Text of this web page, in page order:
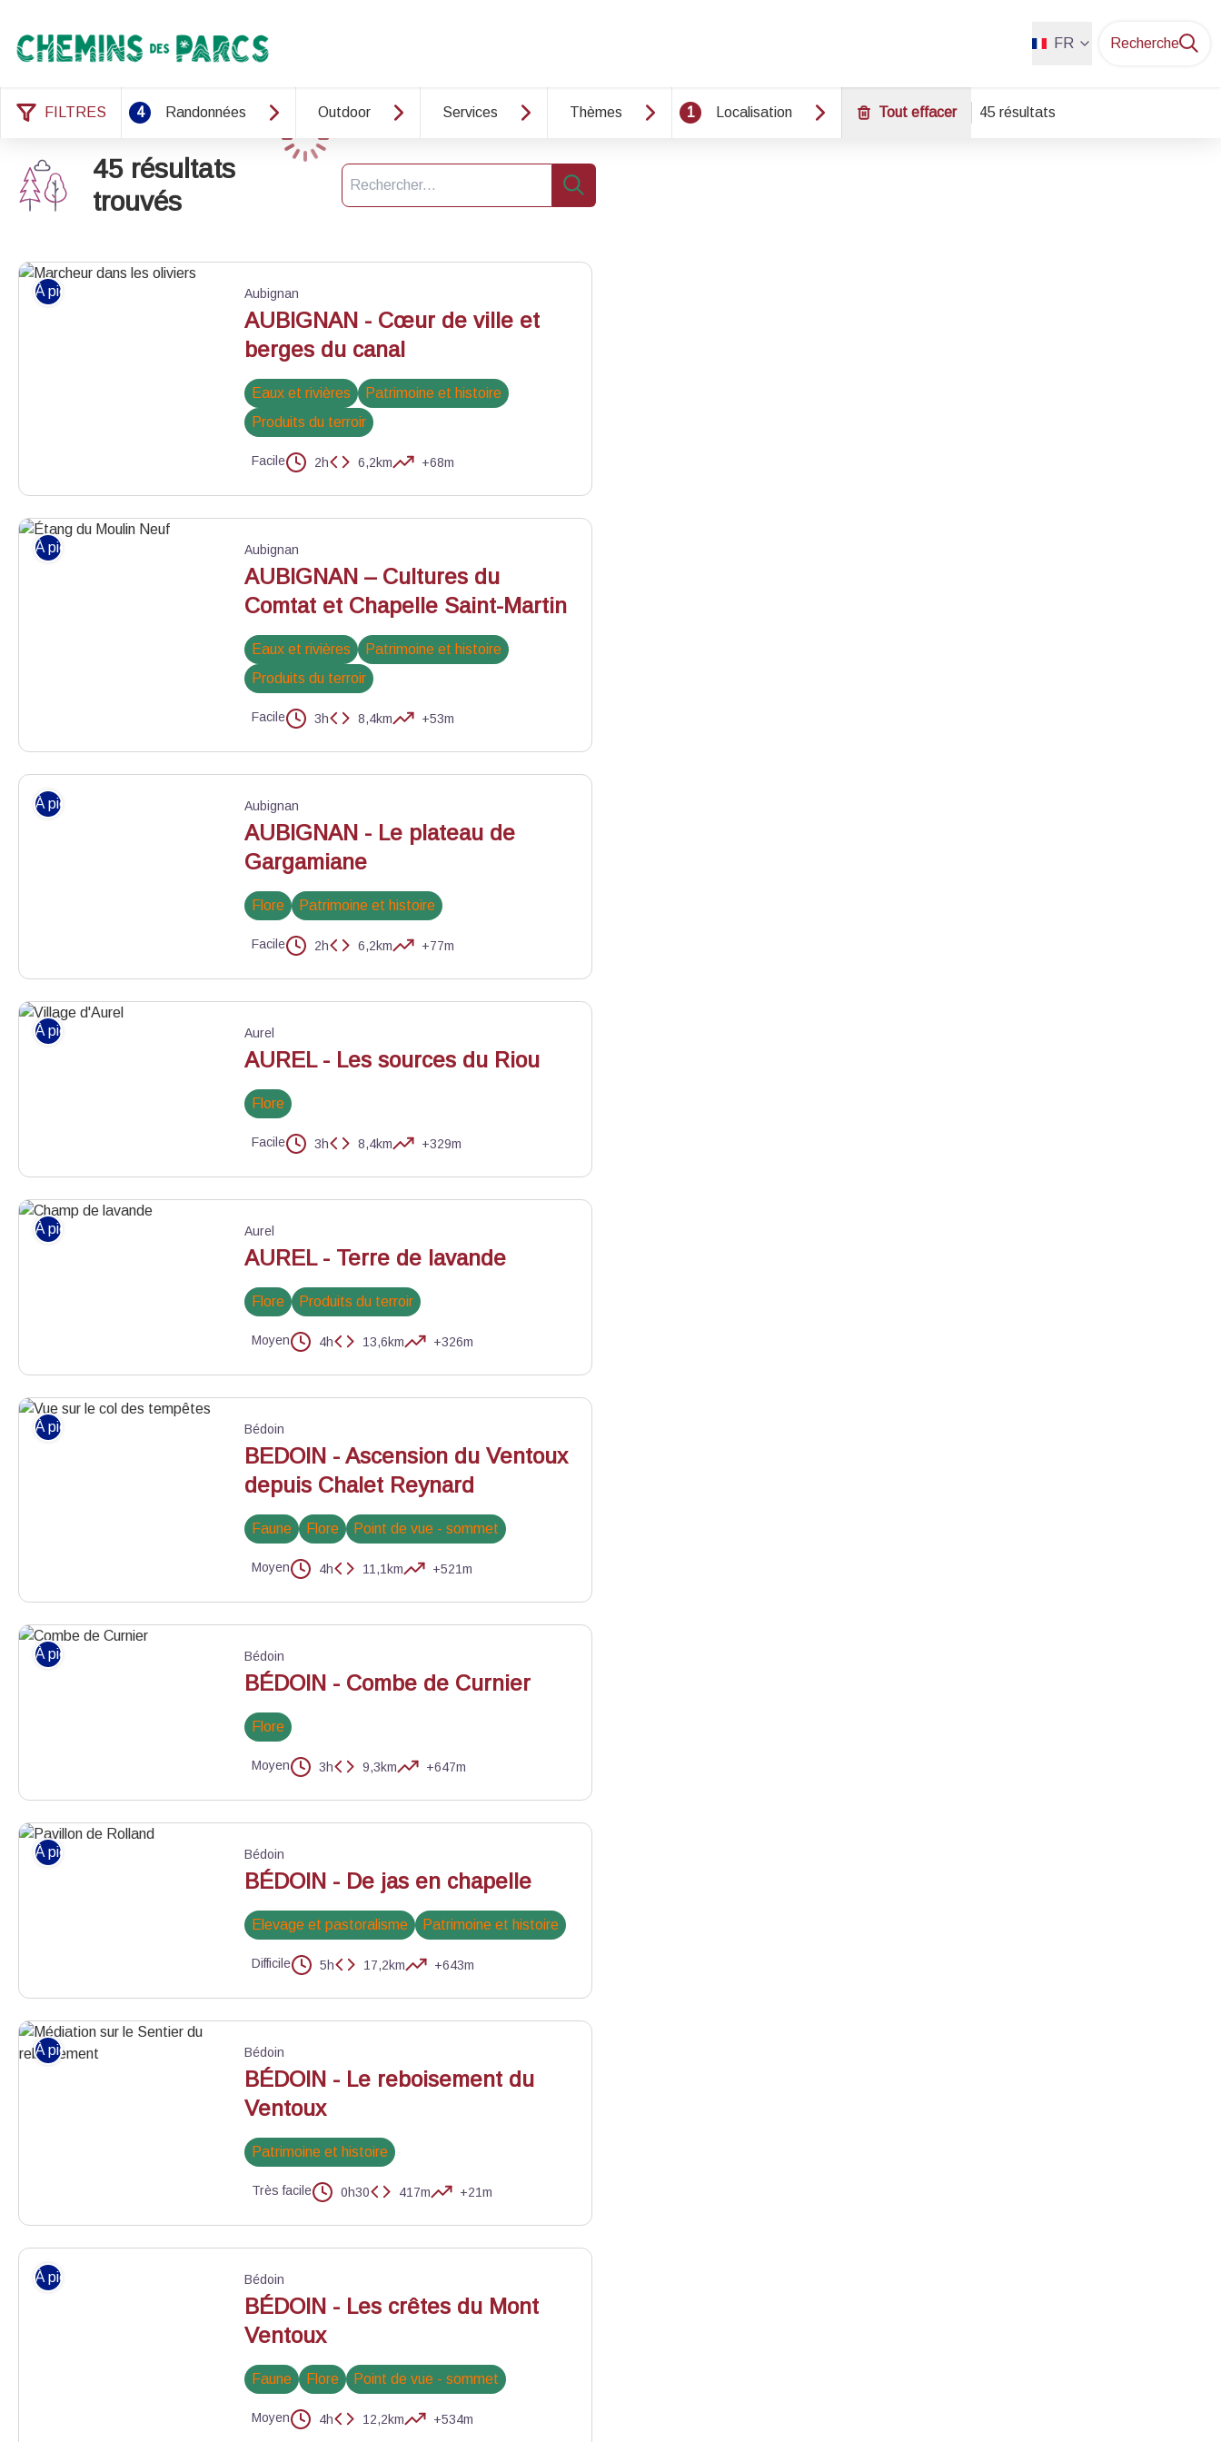
Chemins des Parcs FR Recherche
FILTRES 4 Randonnées Outdoor Services Thèmes 1 Localisation Tout effacer 45 résultats
45 résultats
trouvés
Recherche
Recherche
À pied Aubignan
AUBIGNAN - Cœur de ville et
berges du canal
Eaux et rivières
Patrimoine et histoire
Produits du terroir
Facile 2h 6,2km +68m
À pied Aubignan
AUBIGNAN – Cultures du
Comtat et Chapelle Saint-Martin
Eaux et rivières
Patrimoine et histoire
Produits du terroir
Facile 3h 8,4km +53m
À pied Aubignan
AUBIGNAN - Le plateau de
Gargamiane
Flore Patrimoine et histoire
Facile 2h 6,2km +77m
À pied Aurel
AUREL - Les sources du Riou
Flore
Facile 3h 8,4km +329m
À pied Aurel
AUREL - Terre de lavande
Flore Produits du terroir
Moyen 4h 13,6km +326m
À pied Bédoin
BEDOIN - Ascension du Ventoux
depuis Chalet Reynard
Faune Flore Point de vue - sommet
Moyen 4h 11,1km +521m
À pied Bédoin
BÉDOIN - Combe de Curnier
Flore
Moyen 3h 9,3km +647m
À pied Bédoin
BÉDOIN - De jas en chapelle
Elevage et pastoralisme Patrimoine et histoire
Difficile 5h 17,2km +643m
À pied Bédoin
BÉDOIN - Le reboisement du
Ventoux
Patrimoine et histoire
Très facile 0h30 417m +21m
À pied Bédoin
BÉDOIN - Les crêtes du Mont
Ventoux
Faune Flore Point de vue - sommet
Moyen 4h 12,2km +534m
Chargement